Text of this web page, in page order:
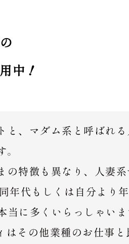
中！
と、マダム系と呼ばれ
。
の特徴も異なり、人妻
年代もしくは自分より
当に多くいらっしゃいま
はその他業種のお仕事